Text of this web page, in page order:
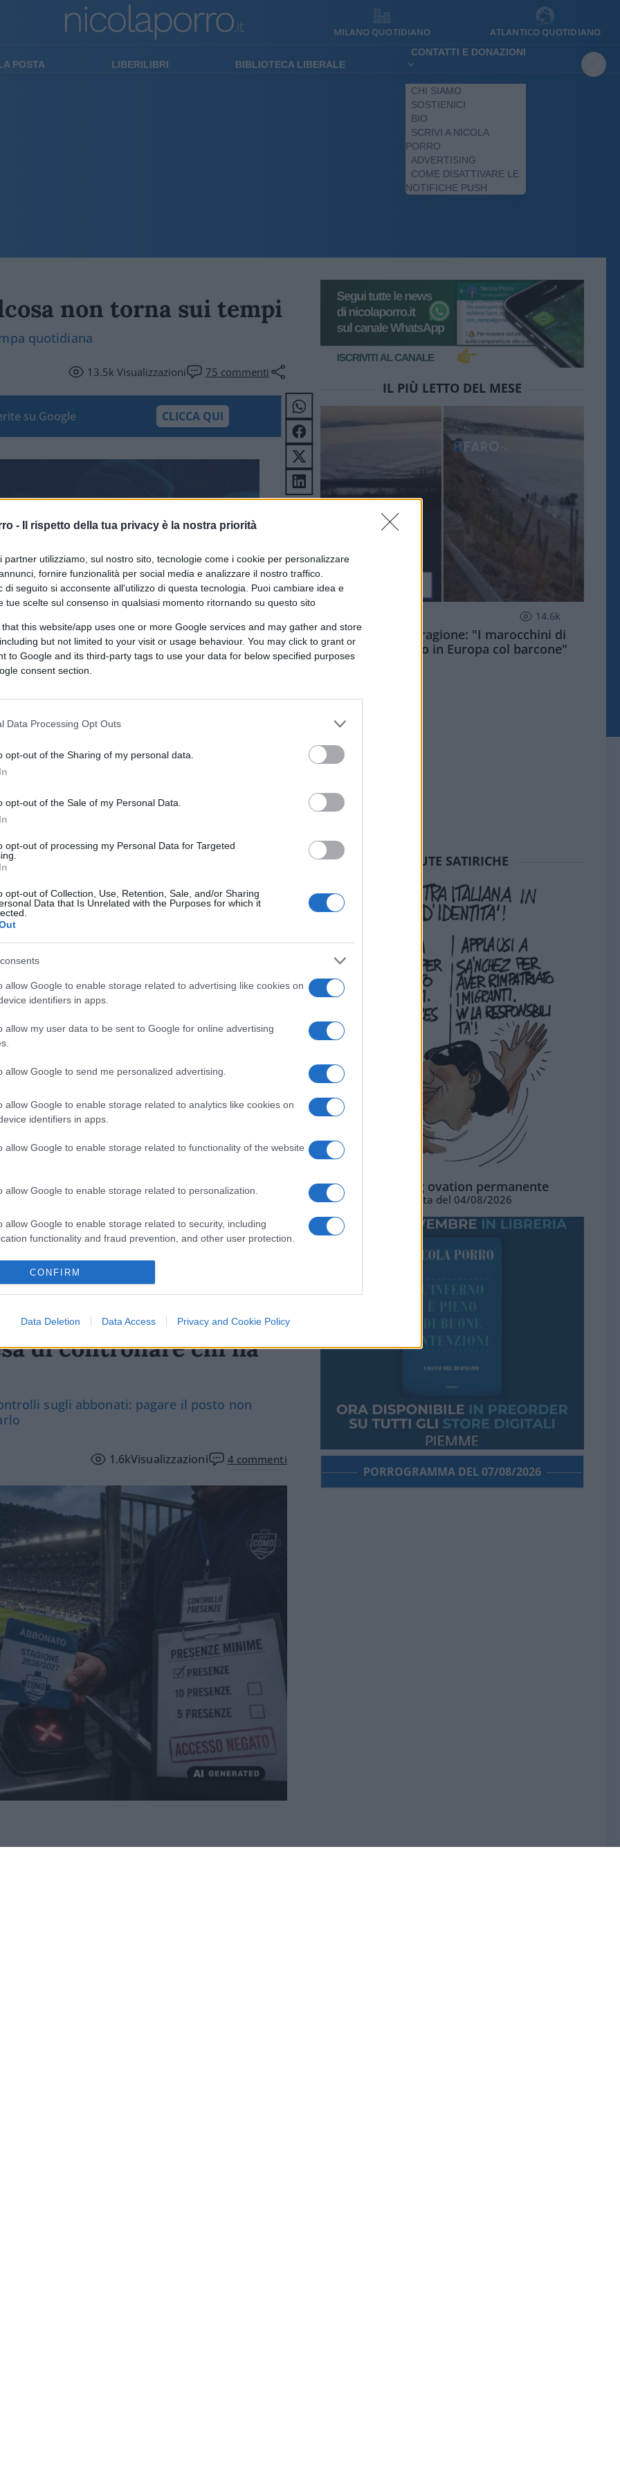
- Il rispetto della tua privacy è la nostra priorità
partner utilizziamo, sul nostro sito, tecnologie come i cookie per personalizzare
fornire funzionalità per social media e analizzare il nostro traffico.
di seguito si acconsente all'utilizzo di questa tecnologia. Puoi cambiare idea e
tue scelte sul consenso in qualsiasi momento ritornando su questo sito
that this website/app uses one or more Google services and may gather and store
but not limited to your visit or usage behaviour. You may click to grant or
to Google and its third-party tags to use your data for below specified purposes
consent section.
Data Processing Opt Outs
opt-out of the Sharing of my personal data.
opt-out of the Sale of my Personal Data.
opt-out of processing my Personal Data for Targeted
opt-out of Collection, Use, Retention, Sale, and/or Sharing
Data that Is Unrelated with the Purposes for which it
allow Google to enable storage related to advertising like cookies on
identifiers in apps.
allow my user data to be sent to Google for online advertising
allow Google to send me personalized advertising.
allow Google to enable storage related to analytics like cookies on
identifiers in apps.
allow Google to enable storage related to functionality of the website
allow Google to enable storage related to personalization.
allow Google to enable storage related to security, including
functionality and fraud prevention, and other user protection.
CONFIRM
Data Deletion Data Access Privacy and Cookie Policy
MILANO QUOTIDIANO ATLANTICO QUOTIDIANO
POSTA LIBERILIBRI BIBLIOTECA LIBERALE
CONTATTI E DONAZIONI
CHI SIAMO
SOSTIENICI
BIO
SCRIVI A NICOLA
PORRO
ADVERTISING
COME DISATTIVARE LE
NOTIFICHE PUSH
non torna sui tempi
quotidiana
13.5kVisualizzazioni 75 commenti
su Google CLICCA QUI
suSolinas a due giorni dalla
del Pnrr per gli alluvionati.
ha sempre detto su giustizia.
Leggi i commenti
di controllare chi ha
sugli abbonati: pagare il posto non
1.6kVisualizzazioni 4 commenti
IL PIÙ LETTO DEL MESE
14.6k
Meloni aveva ragione: "I marocchini di
Ceuta sbarcano in Europa col barcone"
SEDUTE SATIRICHE
La standing ovation permanente
Vignetta del 04/08/2026
PORROGRAMMA DEL 07/08/2026